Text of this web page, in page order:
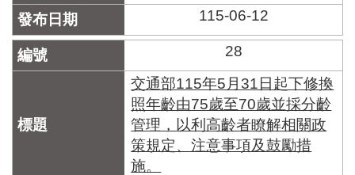
115-06-12
28
交通部115年5月31日起下修換
照年齡由75歲至70歲並採分齡
管理，以利高齡者瞭解相關政
策規定、注意事項及鼓勵措
施。